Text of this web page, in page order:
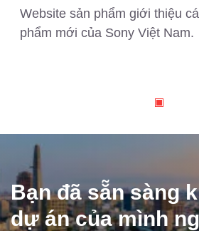
Website sản phẩm giới thiệu
phẩm mới của Sony Việt Nam.
Bạn đã sẵn sàng
dự án của mình